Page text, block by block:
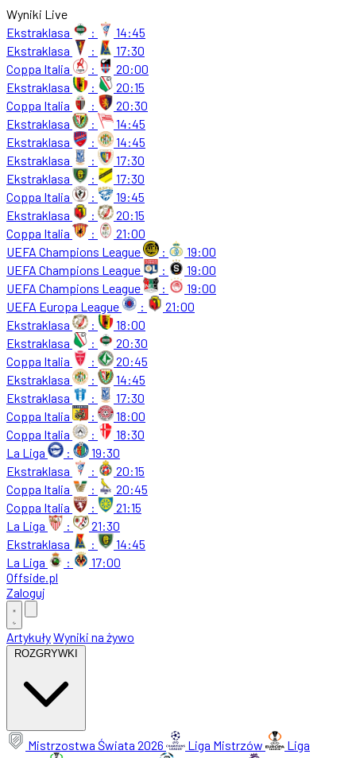
Wyniki Live
Ekstraklasa
:
14:45
Ekstraklasa
:
17:30
Coppa Italia
:
20:00
Ekstraklasa
:
20:15
Coppa Italia
:
20:30
Ekstraklasa
:
14:45
Ekstraklasa
:
14:45
Ekstraklasa
:
17:30
Ekstraklasa
:
17:30
Coppa Italia
:
19:45
Ekstraklasa
:
20:15
Coppa Italia
:
21:00
UEFA Champions League
:
19:00
UEFA Champions League
:
19:00
UEFA Champions League
:
19:00
UEFA Europa League
:
21:00
Ekstraklasa
:
18:00
Ekstraklasa
:
20:30
Coppa Italia
:
20:45
Ekstraklasa
:
14:45
Ekstraklasa
:
17:30
Coppa Italia
:
18:00
Coppa Italia
:
18:30
La Liga
:
19:30
Ekstraklasa
:
20:15
Coppa Italia
:
20:45
Coppa Italia
:
21:15
La Liga
:
21:30
Ekstraklasa
:
14:45
La Liga
:
17:00
Offside.pl
Zaloguj
ArtykułyWyniki na żywo
ROZGRYWKI
Mistrzostwa Świata 2026 Liga Mistrzów
Liga